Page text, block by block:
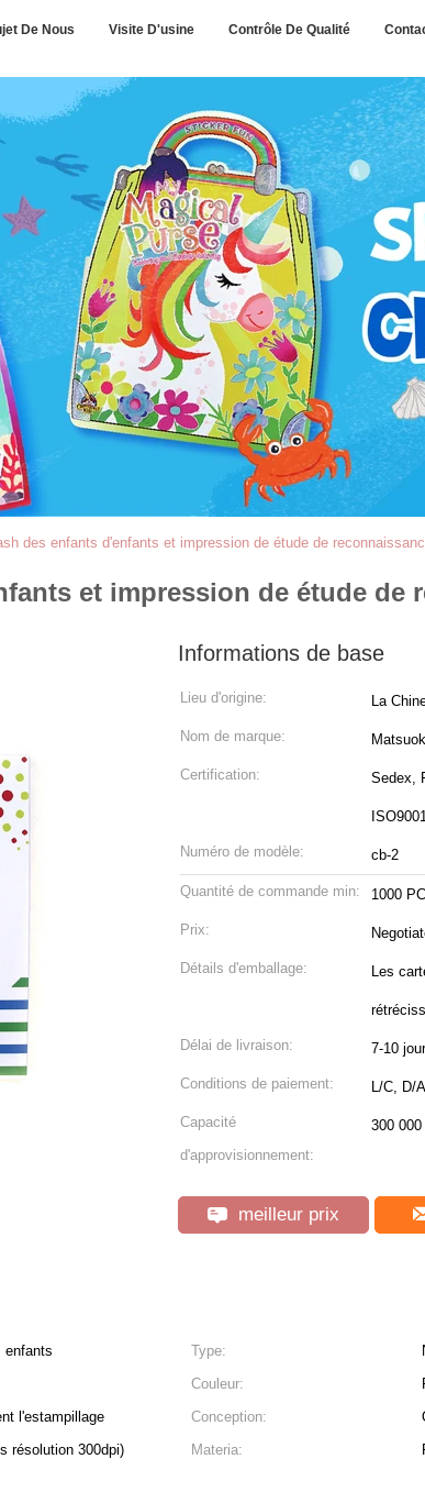
De Nous Visite D'usine Contrôle De Qualité
des enfants d'enfants et impression de étude de
et impression de étude de
Informations de base
Lieu d'origine: La
Nom de marque:
Certification: Sedex,
Numéro de modèle: cb-2
Quantité de commande min: 1000
Prix:
Détails d'emballage: Les
Délai de livraison: 7-10
Conditions de paiement: L/C, D/
Capacité
d'approvisionnement:
300
meilleur prix
enfants Type:
Couleur:
l'estampillage Conception:
résolution 300dpi) Materia: